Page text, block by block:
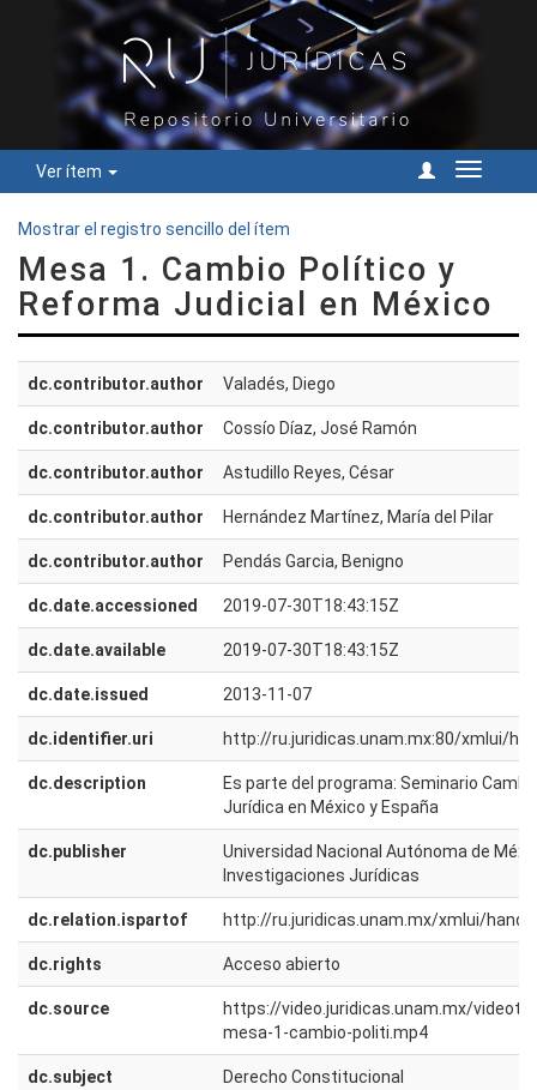
Ver ítem
Cambiar
Mostrar el registro sencillo del ítem
Mesa 1. Cambio Político y
Reforma Judicial en México
dc.contributor.author Valadés, Diego
dc.contributor.author Cossío Díaz, José Ramón
dc.contributor.author Astudillo Reyes, César
dc.contributor.author Hernández Martínez, María del Pilar
dc.contributor.author Pendás Garcia, Benigno
dc.date.accessioned 2019-07-30T18:43:15Z
dc.date.available 2019-07-30T18:43:15Z
dc.date.issued 2013-11-07
dc.identifier.uri http://ru.juridicas.unam.mx:80/xmlui/
dc.description
Es parte del programa: Seminario
Jurídica en México y España
dc.publisher
Universidad Nacional Autónoma de
Investigaciones Jurídicas
dc.relation.ispartof http://ru.juridicas.unam.mx/xmlui/
dc.rights Acceso abierto
dc.source
https://video.juridicas.unam.mx/
mesa-1-cambio-politi.mp4
dc.subject Derecho Constitucional